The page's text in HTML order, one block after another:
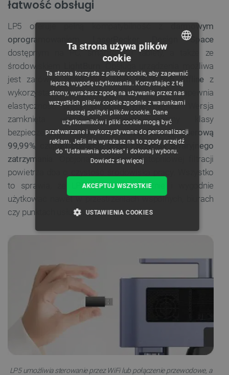
łatwość obsługi
LP5 oferuje pełną kompatybilność zdarmowym
oprogramowaniem LaserPecker Design Space
dostępnym na PC, smartfony i tablety, a także ze
środowiskiem
. Obsługa urządzenia możliwa
jest zarówno przezWiFi, USB, jak i tryb offline z
wykorzystaniem pamięci USB, co zapewnia
elastyczność pracy w dowolnym miejscu. Wersja
zamknięta urządzenia spełnia normy klasy
bezpieczeństwa klasy 1 -posiada filtrację laserową
99,99%, czujniki otwarcia drzwi i przycisk awaryjnego
zatrzymania
. Opcjonalny system 3-stopniowej filtracji
powietrza dba o czystość środowiska pracy. Wszystko
to sprawia, że LP5 można bezpiecznie i wygodnie
użytkować nawet w przestrzeniach wspólnych, biurach
czy punktach usługowych.
LP5 umożliwia sterowanie przez WiFi lub połączenie przewodowe, a
CZECH
ENGLISH
GERMAN
Ta strona używa plików
cookie
Ta strona korzysta z plików cookie, aby zapewnić
lepszą wygodę użytkowania. Korzystając z tej
strony, wyrażasz zgodę na używanie przez nas
wszystkich plików cookie zgodnie z warunkami
naszej polityki plików cookie. Dane
użytkowników i pliki cookie mogą być
przetwarzane i wykorzystywane do personalizacji
reklam. Jeśli nie wyrażasz na to zgody przejdź
do "Ustawienia cookies" i dokonaj wyboru.
Dowiedz się więcej
AKCEPTUJ WSZYSTKIE
USTAWIENIA COOKIES
Funkcjonalność
podstawowych funkcji strony internetowej, takich